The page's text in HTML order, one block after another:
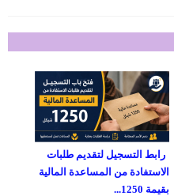
رابط التسجيل لتقديم طلبات
الاستفادة من المساعدة المالية
بقيمة 1250...